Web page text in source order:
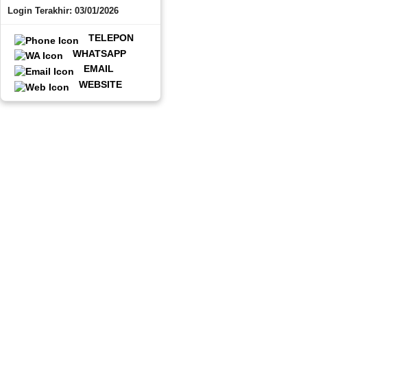
Login Terakhir: 03/01/2026
TELEPON
WHATSAPP
EMAIL
WEBSITE